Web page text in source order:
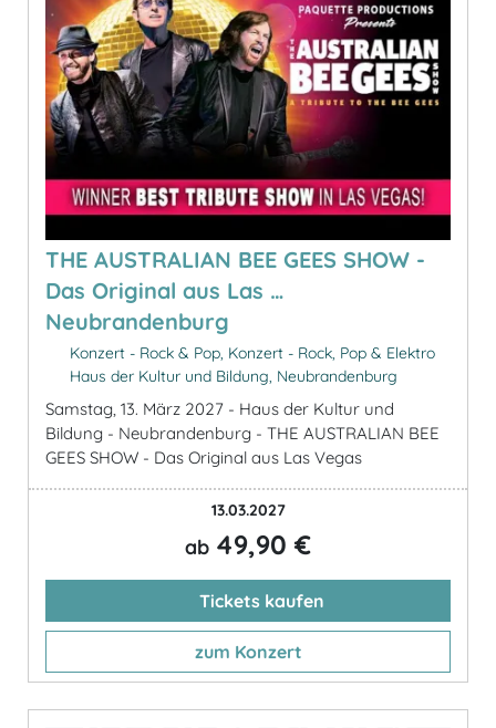
THE AUSTRALIAN BEE GEES SHOW -
Das Original aus Las …
Neubrandenburg
Konzert - Rock & Pop, Konzert - Rock, Pop & Elektro
Haus der Kultur und Bildung, Neubrandenburg
Samstag, 13. März 2027 - Haus der Kultur und
Bildung - Neubrandenburg - THE AUSTRALIAN BEE
GEES SHOW - Das Original aus Las Vegas
13.03.2027
ab 49,90 €
Tickets kaufen
zum Konzert